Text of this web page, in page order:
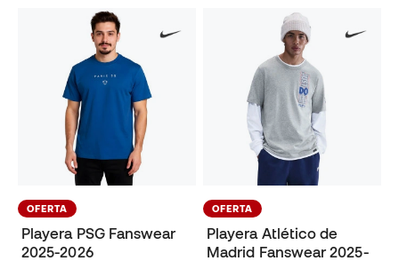
OFERTA
Playera PSG Fanswear
2025-2026
OFERTA
Playera Atlético de
Madrid Fanswear 2025-